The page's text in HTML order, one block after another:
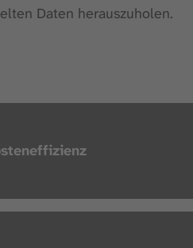
Daten herauszuholen.